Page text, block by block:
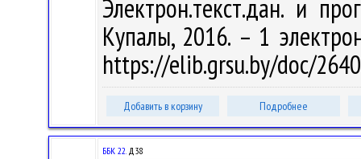
Электрон.текст.дан. и
Купалы, 2016. – 1
https://elib.grsu.by/doc/
Добавить в корзину Подробнее
ББК 22.Д38